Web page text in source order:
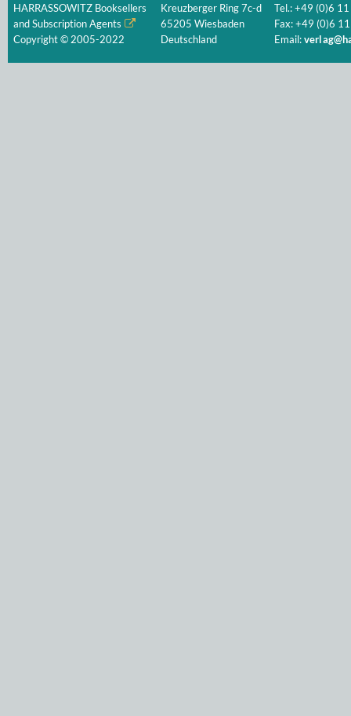
HARRASSOWITZ Booksellers
and Subscription Agents
Copyright © 2005-2022
Kreuzberger Ring 7c-d
65205 Wiesbaden
Deutschland
Tel.: +49 (0)6
Fax: +49 (0)6
Email: